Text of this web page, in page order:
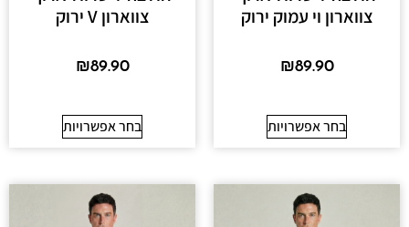
צווארון וי עמוק ירוק
₪89.90
בחר אפשרויות
צווארון V ירוק
₪89.90
בחר אפשרויות